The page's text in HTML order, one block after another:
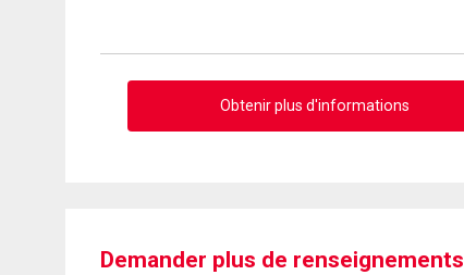
Obtenir plus d'informations
Demander plus de renseignements